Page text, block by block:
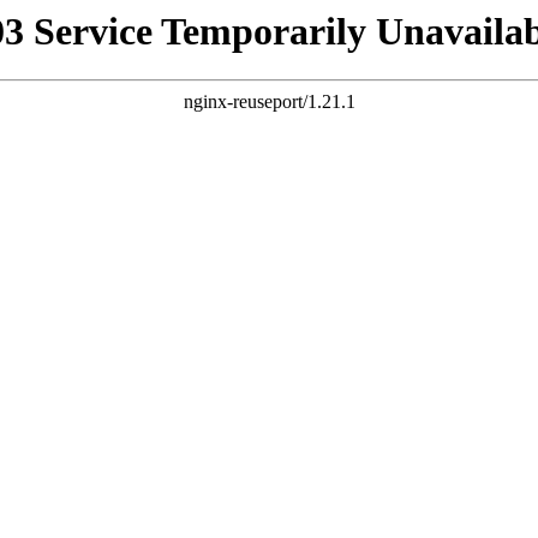
Service Temporarily
nginx-reuseport/1.21.1